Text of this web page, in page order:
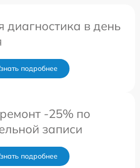
диагностика в день
подробнее
-25% по
записи
подробнее